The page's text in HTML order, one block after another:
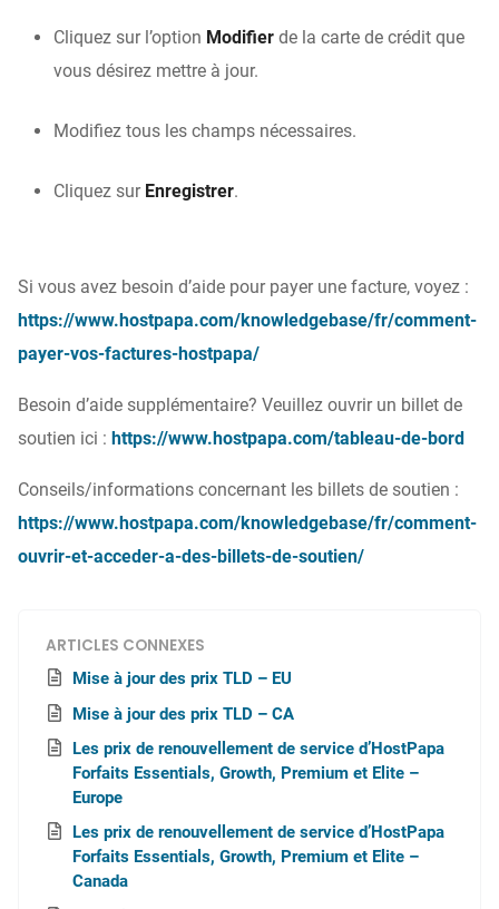
Cliquez sur l’option Modifier de la carte de crédit que
vous désirez mettre à jour.
Modifiez tous les champs nécessaires.
Cliquez sur Enregistrer.
Si vous avez besoin d’aide pour payer une facture, voyez :
https://www.hostpapa.com/knowledgebase/fr/comment-
payer-vos-factures-hostpapa/
Besoin d’aide supplémentaire? Veuillez ouvrir un billet de
soutien ici : https://www.hostpapa.com/tableau-de-bord
Conseils/informations concernant les billets de soutien :
https://www.hostpapa.com/knowledgebase/fr/comment-
ouvrir-et-acceder-a-des-billets-de-soutien/
ARTICLES CONNEXES
Mise à jour des prix TLD – EU
Mise à jour des prix TLD – CA
Les prix de renouvellement de service d’HostPapa
Forfaits Essentials, Growth, Premium et Elite –
Europe
Les prix de renouvellement de service d’HostPapa
Forfaits Essentials, Growth, Premium et Elite –
Canada